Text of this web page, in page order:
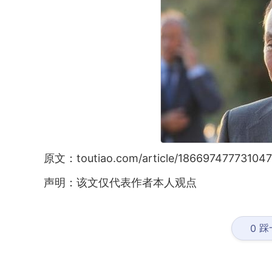
原文：toutiao.com/article/
声明：该文仅代表作者本人观点
0 踩